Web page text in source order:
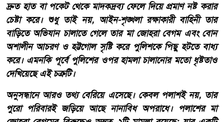
দ্রুত হাত বা পকেট থেকে মাদকদ্রব্য ফেলে দিয়ে প্রমাণ নষ্ট করার
চেষ্টা করে। শুধু তাই নয়, আইন-শৃঙ্খলা রক্ষাকারী বাহিনী তার
বাড়িতে অভিযান চালাতে গেলে তার মা জোহরা বেগম এবং বোন
অশালীন আচরণ ও হট্টগোল সৃষ্টি করে পুলিশকে পিছু হটতে বাধ্য
করে। এমনকি পূর্বে পুলিশের ওপর হামলা চালানোর মতো ধৃষ্টতাও
দেখিয়েছে এই চক্রটি।
অনুসন্ধানে আরও তথ্য বেরিয়ে এসেছে। কেবল পলাশই নয়, তার
পুরো পরিবারই জড়িয়ে আছে নানাবিধ অপরাধে। পলাশের মা